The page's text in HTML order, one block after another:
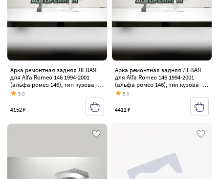
Арка ремонтная задняя ЛЕВАЯ
для Alfa Romeo 146 1994-2001
(альфа ромео 146), тип кузова -
лифтбэк , холоднокатаная сталь
5.0
4152 ₽
Арка ремонтная задняя ЛЕВАЯ
для Alfa Romeo 146 1994-2001
(альфа ромео 146), тип кузова -
лифтбэк , холоднокатаная сталь
5.0
4411 ₽